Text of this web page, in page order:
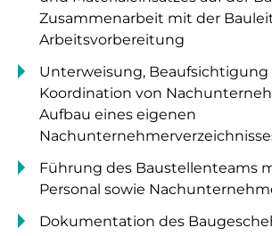
Zusammenarbeit mit der
Arbeitsvorbereitung
Unterweisung, Beaufsichtigung
Koordination von
Aufbau eines eigenen
Führung des Baustellenteams
Personal sowie
Dokumentation des